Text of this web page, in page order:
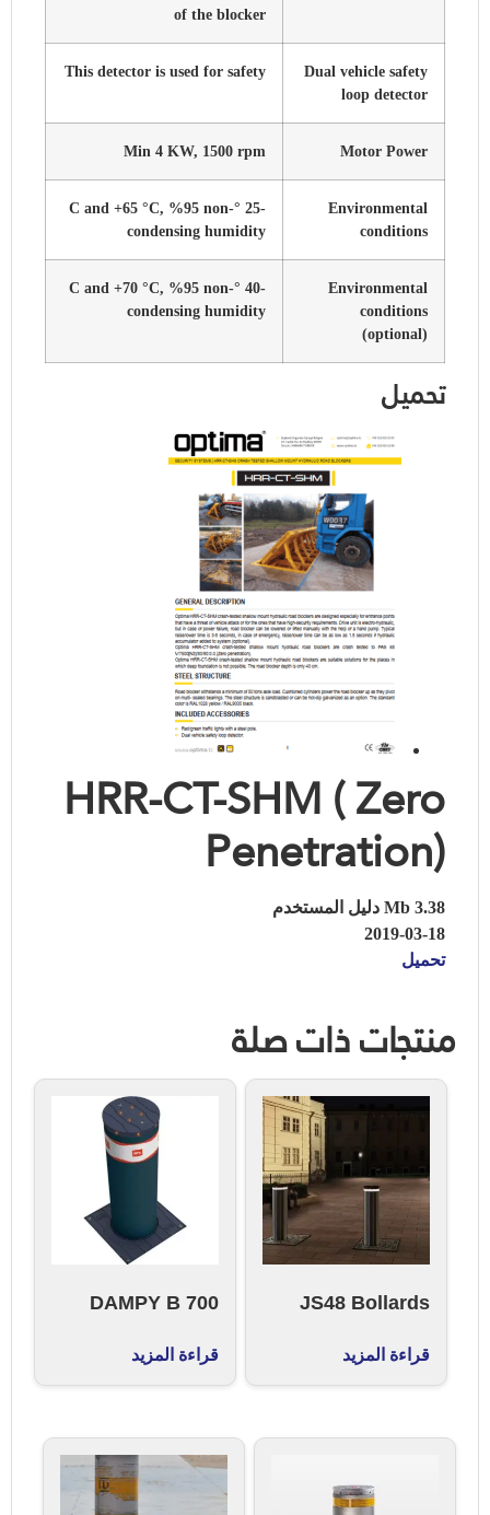
of the blocker
Dual vehicle safety
loop detector
This detector is used for safety
Motor Power
Min 4 KW, 1500 rpm
Environmental
conditions
-25 °C and +65 °C, %95 non-
condensing humidity
Environmental
conditions
(optional)
-40 °C and +70 °C, %95 non-
condensing humidity
تحميل
HRR-CT-SHM ( Zero
Penetration)
3.38 Mb دليل المستخدم
2019-03-18
تحميل
منتجات ذات صلة
JS48 Bollards
قراءة المزيد
DAMPY B 700
قراءة المزيد